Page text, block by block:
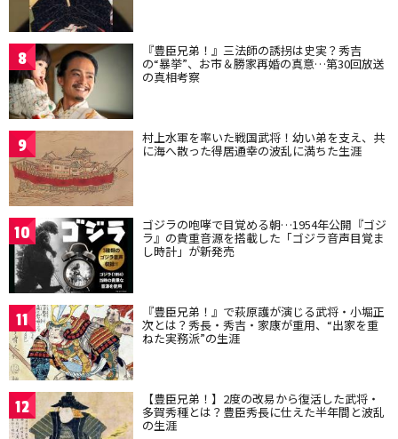
8 『豊臣兄弟！』三法師の誘拐は史実？秀吉
の“暴挙”、お市＆勝家再婚の真意…第30回放送
の真相考察
9 村上水軍を率いた戦国武将！幼い弟を支え、共
に海へ散った得居通幸の波乱に満ちた生涯
10 ゴジラの咆哮で目覚める朝…1954年公開『ゴジ
ラ』の貴重音源を搭載した「ゴジラ音声目覚ま
し時計」が新発売
11 『豊臣兄弟！』で萩原護が演じる武将・小堀正
次とは？秀長・秀吉・家康が重用、“出家を重
ねた実務派”の生涯
12 【豊臣兄弟！】2度の改易から復活した武将・
多賀秀種とは？豊臣秀長に仕えた半年間と波乱
の生涯